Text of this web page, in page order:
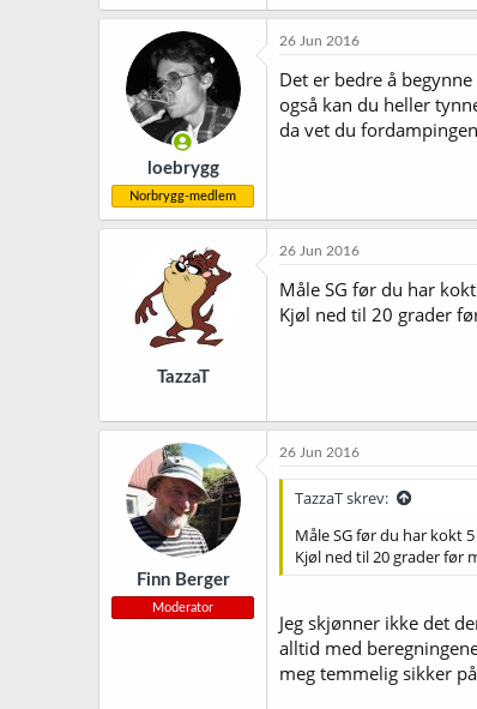
loebrygg
Norbrygg-medlem
26 Jun 2016
Det er bedre å
også kan du heller
da vet du
TazzaT
26 Jun 2016
Måle SG før du har
Kjøl ned til 20 grader
Finn Berger
Moderator
26 Jun 2016
TazzaT skrev:
Måle SG før du har kokt
Kjøl ned til 20 grader før
Jeg skjønner ikke det
alltid med
meg temmelig sikker